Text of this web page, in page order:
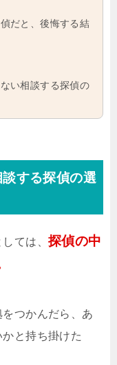
だと、後悔する結
い相談する探偵の
する探偵の選
ては、 探偵の中
つかんだら、あ
と持ち掛けた